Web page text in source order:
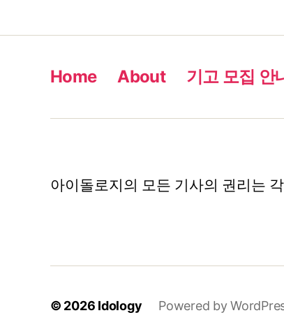
Home About 기고 모집 안
아이돌로지의 모든 기사의 권리는 각
© 2026 Idology Powered by